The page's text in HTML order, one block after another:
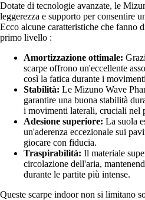
Dotate di tecnologie avanzate, le
leggerezza e supporto per consentire
Ecco alcune caratteristiche che fanno
primo livello :
Amortizzazione ottimale:
scarpe offrono un'eccellente
così la fatica durante i
Stabilità: Le Mizuno Wave
garantire una buona stabilità
i movimenti laterali, cruciali nel
Adesione superiore: La suola
un'aderenza eccezionale sui
giocare con fiducia.
Traspirabilità: Il materiale
circolazione dell'aria,
durante le partite più intense.
Queste scarpe indoor non si limitano